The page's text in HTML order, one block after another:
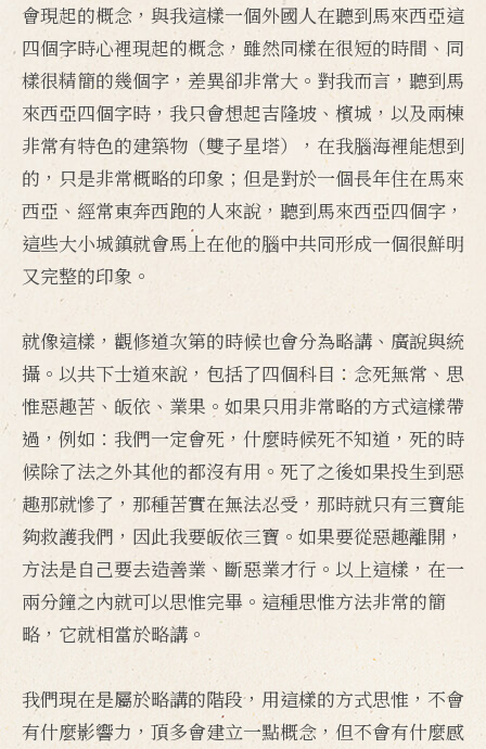
會現起的概念，與我這樣一個外國人在聽到馬來西亞這
四個字時心裡現起的概念，雖然同樣在很短的時間、同
樣很精簡的幾個字，差異卻非常大。對我而言，聽到馬
來西亞四個字時，我只會想起吉隆坡、檳城，以及兩棟
非常有特色的建築物（雙子星塔），在我腦海裡能想到
的，只是非常概略的印象；但是對於一個長年住在馬來
西亞、經常東奔西跑的人來說，聽到馬來西亞四個字，
這些大小城鎮就會馬上在他的腦中共同形成一個很鮮明
又完整的印象。
就像這樣，觀修道次第的時候也會分為略講、廣說與統
攝。以共下士道來說，包括了四個科目：念死無常、思
惟惡趣苦、皈依、業果。如果只用非常略的方式這樣帶
過，例如：我們一定會死，什麼時候死不知道，死的時
候除了法之外其他的都沒有用。死了之後如果投生到惡
趣那就慘了，那種苦實在無法忍受，那時就只有三寶能
夠救護我們，因此我要皈依三寶。如果要從惡趣離開，
方法是自己要去造善業、斷惡業才行。以上這樣，在一
兩分鐘之內就可以思惟完畢。這種思惟方法非常的簡
略，它就相當於略講。
我們現在是屬於略講的階段，用這樣的方式思惟，不會
有什麼影響力，頂多會建立一點概念，但不會有什麼感